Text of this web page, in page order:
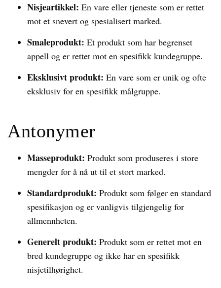
Nisjeartikkel: En vare eller tjeneste som er rettet
mot et snevert og spesialisert marked.
Smaleprodukt: Et produkt som har begrenset
appell og er rettet mot en spesifikk kundegruppe.
Eksklusivt produkt: En vare som er unik og ofte
eksklusiv for en spesifikk målgruppe.
Antonymer
Masseprodukt: Produkt som produseres i store
mengder for å nå ut til et stort marked.
Standardprodukt: Produkt som følger en standard
spesifikasjon og er vanligvis tilgjengelig for
allmennheten.
Generelt produkt: Produkt som er rettet mot en
bred kundegruppe og ikke har en spesifikk
nisjetilhørighet.